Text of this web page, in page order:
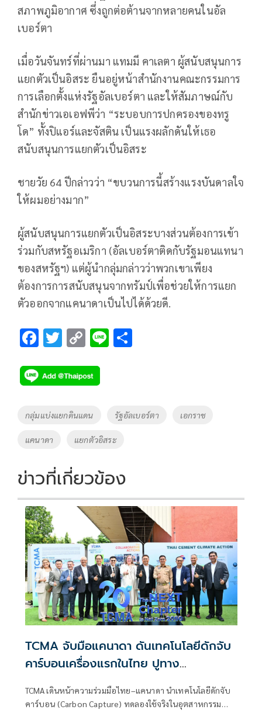
สภาพภูมิอากาศ ซึ่งถูกต่อต้านจากหลายคนในอัล
เบอร์ตา
เมื่อวันจันทร์ที่ผ่านมา แทมมี คาเลตา ผู้สนับสนุนการ
แยกตัวเป็นอิสระ ยืนอยู่หน้าสำนักงานคณะกรรมการ
การเลือกตั้งแห่งรัฐอัลเบอร์ตา และให้สัมภาษณ์กับ
สำนักข่าวเอเอฟพีว่า “ระบอบการปกครองของทรู
โด” ทั้งปิแอร์และจัสติน เป็นแรงผลักดันให้เธอ
สนับสนุนการแยกตัวเป็นอิสระ
ชายวัย 64 ปีกล่าวว่า “ขบวนการนี้สร้างแรงบันดาลใจ
ให้ผมอย่างมาก”
ผู้สนับสนุนการแยกตัวเป็นอิสระบางส่วนต้องการเข้า
ร่วมกับสหรัฐอเมริกา (อัลเบอร์ตาติดกับรัฐมอนแทนา
ของสหรัฐฯ) แต่ผู้นำกลุ่มกล่าวว่าพวกเขาเพียง
ต้องการการสนับสนุนจากทรัมป์เพื่อช่วยให้การแยก
ตัวออกจากแคนาดาเป็นไปได้ด้วยดี.
F
e
b
o
k
T
tt
er
C
p
y
Li
n
k
Li
Tags
กลุ่มแบ่งแยกดินแดน รัฐอัลเบอร์ตา เอกราช
แคนาดา แยกตัวอิสระ
ข่าวที่เกี่ยวข้อง
TCMA จับมือแคนาดา ดันเทคโนโลยีดักจับ
คาร์บอนเครื่องแรกในไทย ปูทาง
อุตสาหกรรมปูนซีเมนต์สู่ Net Zero 2050
TCMA เดินหน้าความร่วมมือไทย–แคนาดา นำเทคโนโลยีดักจับ
คาร์บอน (Carbon Capture) ทดลองใช้จริงในอุตสาหกรรม